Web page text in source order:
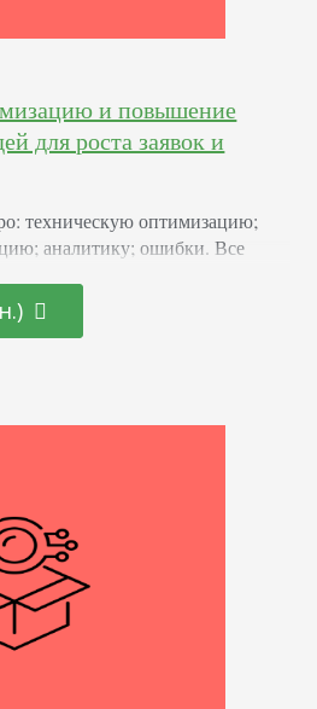
и повышение
для роста заявок и
техническую оптимизацию;
аналитику; ошибки. Все
сайта. Дата некоторых
устаревшей, но информация в